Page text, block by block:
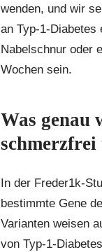
wenden, und wir
an Typ-1-Diabetes
Nabelschnur oder
Wochen sein.
Was genau
schmerzfrei
In der Freder1k-
bestimmte Gene
Varianten weisen
von Typ-1-